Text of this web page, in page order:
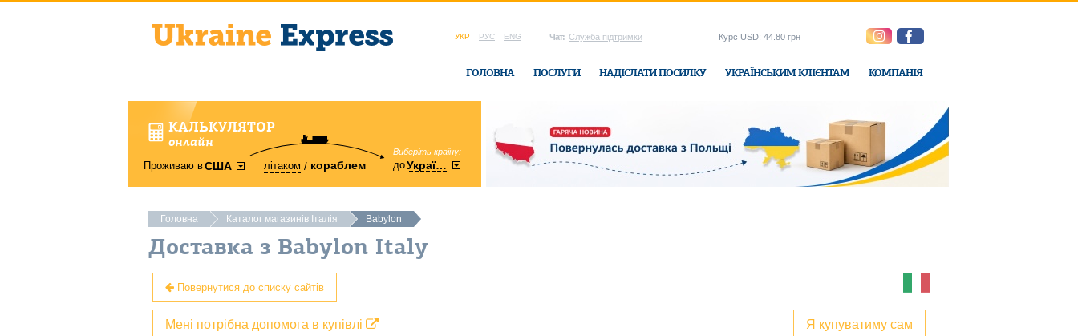
УКР РУС ENG Чат: Служба підтримки
ГОЛОВНА ПОСЛУГИ НАДІСЛАТИ ПОСИЛКУ УКРАЇНСЬКИМ КЛІЄНТАМ КОМПАНІЯ
Курс USD: 44.80 грн
КАЛЬКУЛЯТОР
онлайн
Проживаю вСША літаком кораблем
Виберіть країну:
доУкраїни
область:
Вінницька в офісі Ukraine-Express
Головна Каталог магазинів Італія Babylon
Доставка з Babylon Italy
Повернутися до списку сайтів
Я купуватиму сам
Мені потрібна допомога в купівлі